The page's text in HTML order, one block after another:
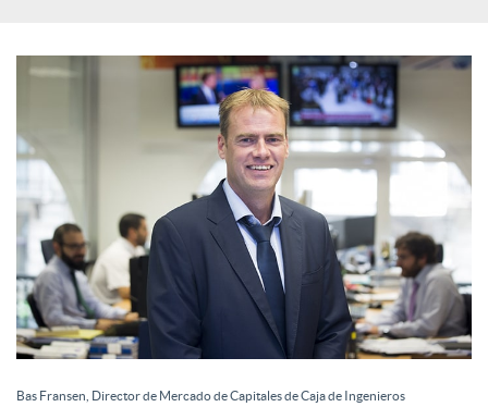
o
c
i
a
Bas Fransen, Director de Mercado de Capitales de Caja de Ingenieros